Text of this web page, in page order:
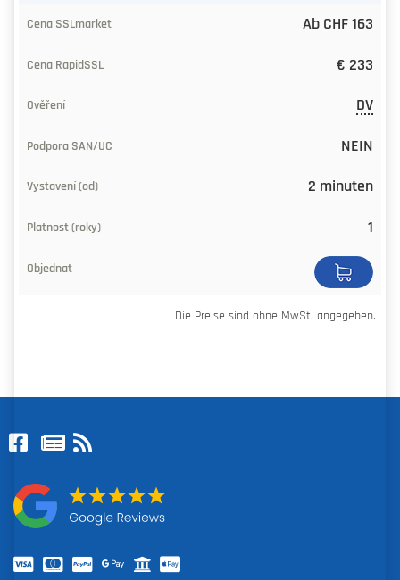
Laufzeit
Die Preise sind ohne MwSt. angegeben.
Ab CHF 163
€ 233
DV
NEIN
2 minuten
1